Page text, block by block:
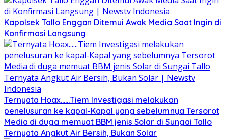
Kapolsek Tallo Enggan Ditemui Awak Media Saat Ingin di
Konfirmasi Langsung
Ternyata Hoax……Tiem Investigasi melakukan
penelusuran ke kapal-Kapal yang sebelumnya Tersorot
Media di duga memuat BBM jenis Solar di Sungai Tallo
Ternyata Angkut Air Bersih, Bukan Solar